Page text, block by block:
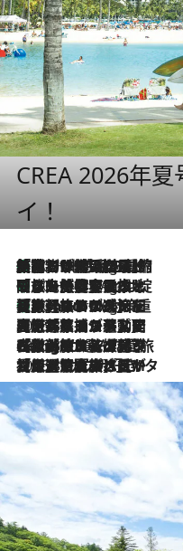
CREA 2026年
イ！
10 Hours Ago
「荷物が増えるほど旅ストレスは増す」美容ジャーナリストがたどり着いた最終結論。“化粧品を劇的に減らす”感動の凝縮美容とは
10 Hours Ago
「旅先には金髪ウィッグを持参」日本と同じメイクでは損してる!? 美容ジャーナリストが提案する“掟破りの旅美容”とは
10 Hours Ago
【厳選旅コスメ】「身軽さ＆UV対策重視！」ヘアアーティストshucoが選んだ夏旅ベストコスメを発表【Mサイズジップ】
2026.8.5
【厳選旅コスメ】国内をあちこち移動する河井菜摘が選んだ夏旅ベストコスメ発表！「リラックスアイテムはマスト」【Mサイズジップ】
2026.8.4
【厳選旅コスメ】「紫外線＆乾燥対策しながらメイク感も！」ヘア＆メイクGeorgeが選んだ夏旅ベストコスメを発表！【Mサイズジップ】
2026.8.3
【厳選旅コスメ】「保湿もタイパ重視！」“サウナ好き”タレント清水みさとが愛用する夏旅ベストコスメを発表！【Mサイズジップ】